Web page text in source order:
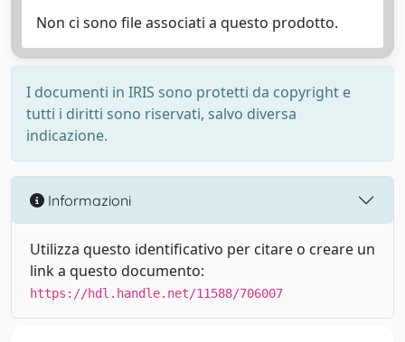
Non ci sono file associati a questo prodotto.
I documenti in IRIS sono protetti da copyright e
tutti i diritti sono riservati, salvo diversa
indicazione.
Informazioni
Utilizza questo identificativo per citare o creare un
link a questo documento:
https://hdl.handle.net/11588/706007